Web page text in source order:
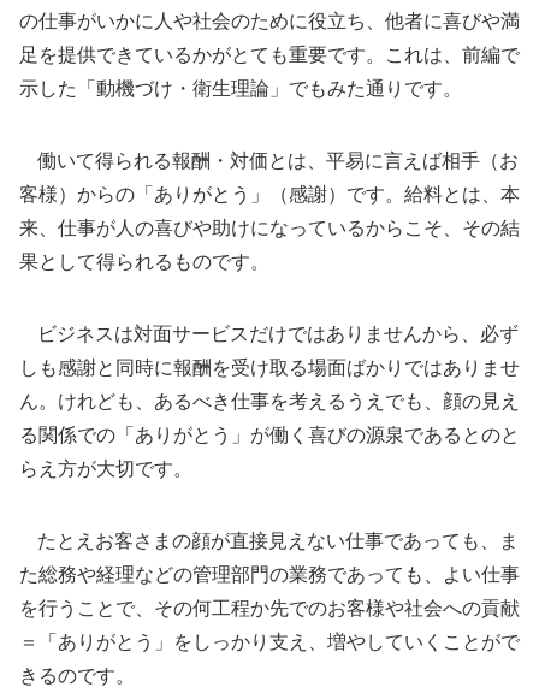
の仕事がいかに人や社会のために役立ち、他者に喜びや満
足を提供できているかがとても重要です。これは、前編で
示した「動機づけ・衛生理論」でもみた通りです。
働いて得られる報酬・対価とは、平易に言えば相手（お
客様）からの「ありがとう」（感謝）です。給料とは、本
来、仕事が人の喜びや助けになっているからこそ、その結
果として得られるものです。
ビジネスは対面サービスだけではありませんから、必ず
しも感謝と同時に報酬を受け取る場面ばかりではありませ
ん。けれども、あるべき仕事を考えるうえでも、顔の見え
る関係での「ありがとう」が働く喜びの源泉であるとのと
らえ方が大切です。
たとえお客さまの顔が直接見えない仕事であっても、ま
た総務や経理などの管理部門の業務であっても、よい仕事
を行うことで、その何工程か先でのお客様や社会への貢献
＝「ありがとう」をしっかり支え、増やしていくことがで
きるのです。